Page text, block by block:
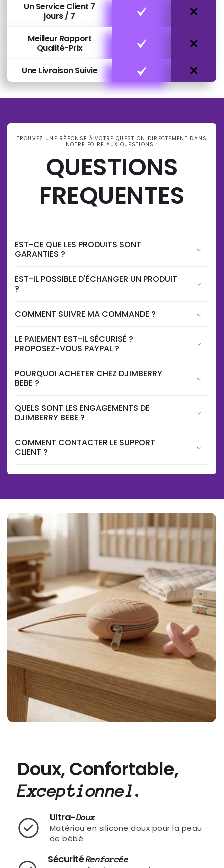
Un Service Client 7
jours / 7
Meilleur Rapport
Qualité-Prix
Une Livraison Suivie
TROUVEZ UNE RÉPONSE À VOTRE QUESTION DIRECTEMENT DANS
NOTRE FOIRE AUX QUESTIONS :
QUESTIONS
FREQUENTES
EST-CE QUE LES PRODUITS SONT
GARANTIES ?
EST-IL POSSIBLE D'ÉCHANGER UN PRODUIT
?
COMMENT SUIVRE MA COMMANDE ?
LE PAIEMENT EST-IL SÉCURISÉ ?
PROPOSEZ-VOUS PAYPAL ?
POURQUOI ACHETER CHEZ DJIMBERRY
BEBE ?
QUELS SONT LES ENGAGEMENTS DE
DJIMBERRY BEBE ?
COMMENT CONTACTER LE SUPPORT
CLIENT ?
Doux, Confortable,
Exceptionnel.
Ultra-Doux
Matériau en silicone doux pour la peau
de bébé.
SécuritéRenforcée